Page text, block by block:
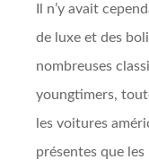
Il n’y avait
de luxe et des
nombreuses
youngtimers,
les voitures
présentes que